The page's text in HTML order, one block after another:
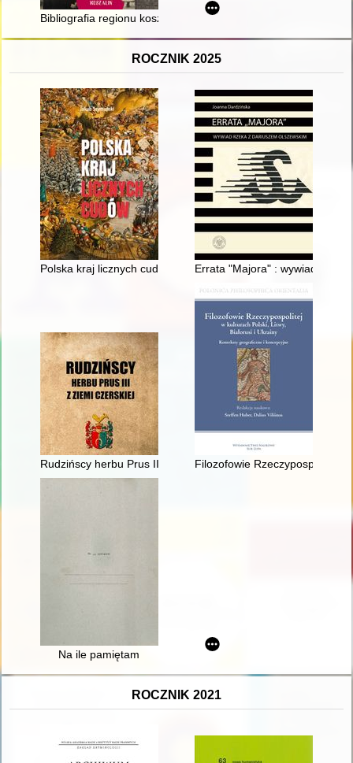
Bibliografia regionu koszalińskiego w wyborze : (1 stycznia
ROCZNIK 2025
Polska kraj licznych cudów Errata "Majora" : wywiad rzeka
Rudzińscy herbu Prus III z ziemi ciechanowskiej w
Filozofowie Rzeczypospolitej
Na ile pamiętam
ROCZNIK 2021